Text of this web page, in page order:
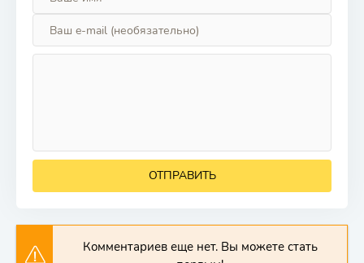
ОТПРАВИТЬ
Комментариев еще нет. Вы можете стать